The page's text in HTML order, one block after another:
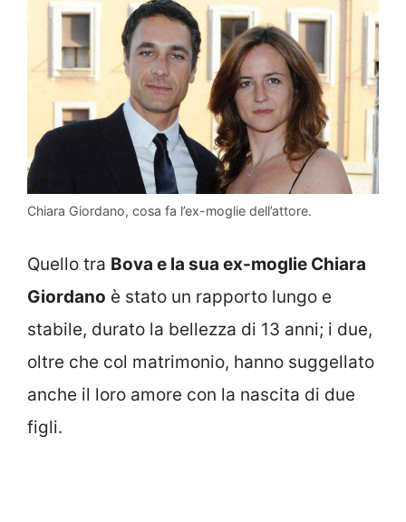
Chiara Giordano, cosa fa l’ex-moglie dell’attore.
Quello tra Bova e la sua ex-moglie Chiara
Giordano è stato un rapporto lungo e
stabile, durato la bellezza di 13 anni; i due,
oltre che col matrimonio, hanno suggellato
anche il loro amore con la nascita di due
figli.